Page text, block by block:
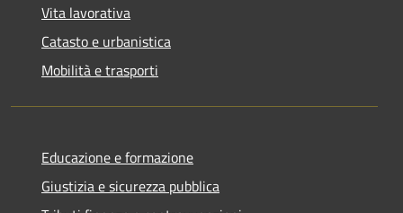
Vita lavorativa
Catasto e urbanistica
Mobilità e trasporti
Educazione e formazione
Giustizia e sicurezza pubblica